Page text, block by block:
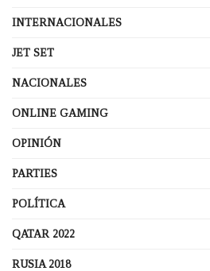
INTERNACIONALES
JET SET
NACIONALES
ONLINE GAMING
OPINIÓN
PARTIES
POLÍTICA
QATAR 2022
RUSIA 2018